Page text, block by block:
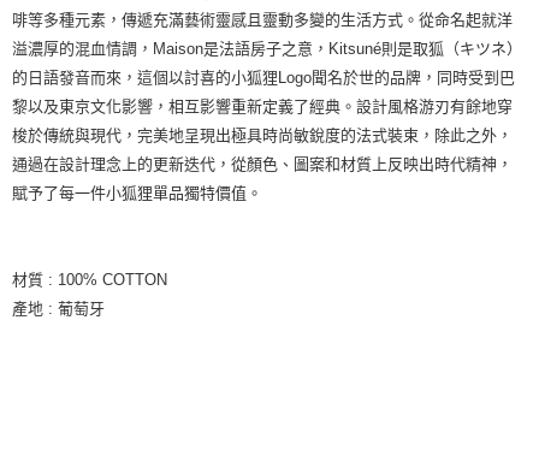
啡等多種元素，傳遞充滿藝術靈感且靈動多變的生活方式。從命名起就洋
溢濃厚的混血情調，Maison是法語房子之意，Kitsuné則是取狐（キツネ）
的日語發音而來，這個以討喜的小狐狸Logo聞名於世的品牌，同時受到巴
黎以及東京文化影響，相互影響重新定義了經典。設計風格游刃有餘地穿
梭於傳統與現代，完美地呈現出極具時尚敏銳度的法式裝束，除此之外，
通過在設計理念上的更新迭代，從顏色、圖案和材質上反映出時代精神，
賦予了每一件小狐狸單品獨特價值。
材質 : 100% COTTON
產地 : 葡萄牙